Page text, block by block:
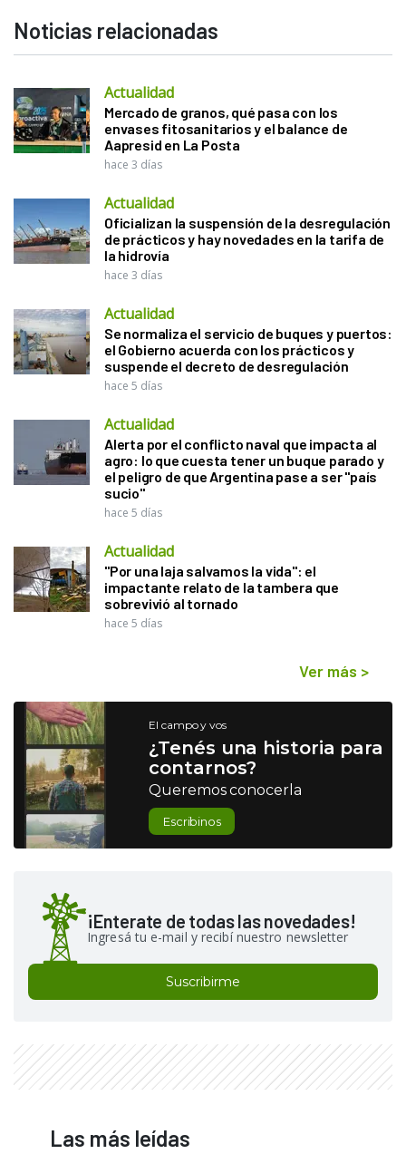
Noticias relacionadas
Actualidad
Mercado de granos, qué pasa con los
envases fitosanitarios y el balance de
Aapresid en La Posta
hace 3 días
Actualidad
Oficializan la suspensión de la desregulación
de prácticos y hay novedades en la tarifa de
la hidrovía
hace 3 días
Actualidad
Se normaliza el servicio de buques y puertos:
el Gobierno acuerda con los prácticos y
suspende el decreto de desregulación
hace 5 días
Actualidad
Alerta por el conflicto naval que impacta al
agro: lo que cuesta tener un buque parado y
el peligro de que Argentina pase a ser "país
sucio"
hace 5 días
Actualidad
"Por una laja salvamos la vida": el
impactante relato de la tambera que
sobrevivió al tornado
hace 5 días
Ver más >
El campo y vos
¿Tenés una historia para
contarnos?
Queremos conocerla
Escribinos
¡Enterate de todas las novedades!
Ingresá tu e-mail y recibí nuestro newsletter
Suscribirme
Las más leídas